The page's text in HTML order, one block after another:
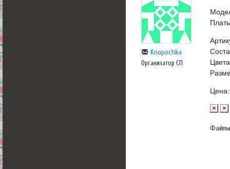
Knopochka
Организатор СП